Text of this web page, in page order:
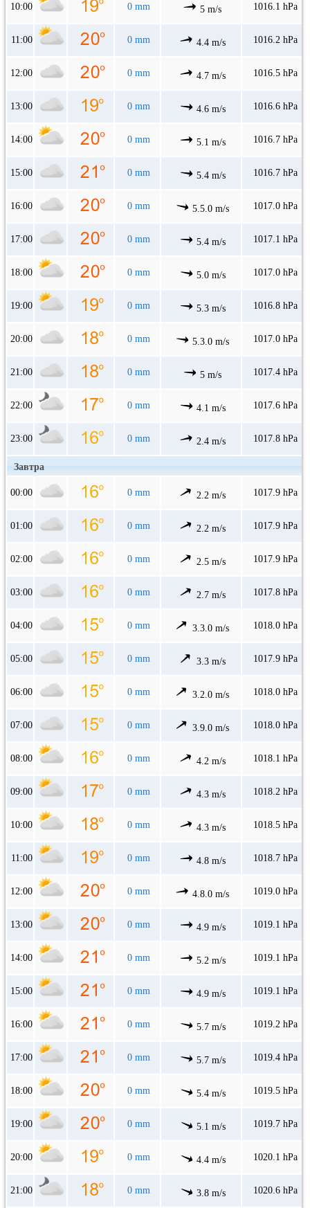
10:00 0 mm 5 m/s 1016.1 hPa
11:00 0 mm 4.4 m/s 1016.2 hPa
12:00 0 mm 4.7 m/s 1016.5 hPa
13:00 0 mm 4.6 m/s 1016.6 hPa
14:00 0 mm 5.1 m/s 1016.7 hPa
15:00 0 mm 5.4 m/s 1016.7 hPa
16:00 0 mm 5.5.0 m/s 1017.0 hPa
17:00 0 mm 5.4 m/s 1017.1 hPa
18:00 0 mm 5.0 m/s 1017.0 hPa
19:00 0 mm 5.3 m/s 1016.8 hPa
20:00 0 mm 5.3.0 m/s 1017.0 hPa
21:00 0 mm 5 m/s 1017.4 hPa
22:00 0 mm 4.1 m/s 1017.6 hPa
23:00 0 mm 2.4 m/s 1017.8 hPa
Завтра
00:00 0 mm 2.2 m/s 1017.9 hPa
01:00 0 mm 2.2 m/s 1017.9 hPa
02:00 0 mm 2.5 m/s 1017.9 hPa
03:00 0 mm 2.7 m/s 1017.8 hPa
04:00 0 mm 3.3.0 m/s 1018.0 hPa
05:00 0 mm 3.3 m/s 1017.9 hPa
06:00 0 mm 3.2.0 m/s 1018.0 hPa
07:00 0 mm 3.9.0 m/s 1018.0 hPa
08:00 0 mm 4.2 m/s 1018.1 hPa
09:00 0 mm 4.3 m/s 1018.2 hPa
10:00 0 mm 4.3 m/s 1018.5 hPa
11:00 0 mm 4.8 m/s 1018.7 hPa
12:00 0 mm 4.8.0 m/s 1019.0 hPa
13:00 0 mm 4.9 m/s 1019.1 hPa
14:00 0 mm 5.2 m/s 1019.1 hPa
15:00 0 mm 4.9 m/s 1019.1 hPa
16:00 0 mm 5.7 m/s 1019.2 hPa
17:00 0 mm 5.7 m/s 1019.4 hPa
18:00 0 mm 5.4 m/s 1019.5 hPa
19:00 0 mm 5.1 m/s 1019.7 hPa
20:00 0 mm 4.4 m/s 1020.1 hPa
21:00 0 mm 3.8 m/s 1020.6 hPa